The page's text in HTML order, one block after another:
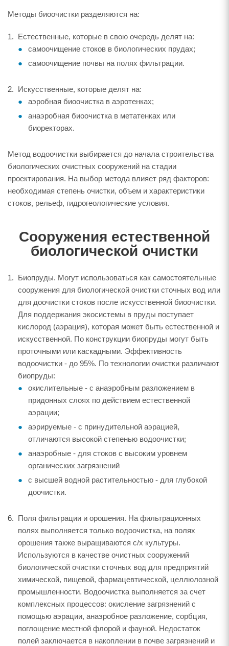
Методы биоочистки разделяются на:
Естественные, которые в свою очередь делят на:
самоочищение стоков в биологических прудах;
самоочищение почвы на полях фильтрации.
Искусственные, которые делят на:
аэробная биоочистка в аэротенках;
анаэробная биоочистка в метатенках или
биоректорах.
Метод водоочистки выбирается до начала строительства
биологических очистных сооружений на стадии
проектирования. На выбор метода влияет ряд факторов:
необходимая степень очистки, объем и характеристики
стоков, рельеф, гидрогеологические условия.
Сооружения естественной
биологической очистки
Биопруды. Могут использоваться как самостоятельные
сооружения для биологической очистки сточных вод или
для доочистки стоков после искусственной биоочистки.
Для поддержания экосистемы в пруды поступает
кислород (аэрация), которая может быть естественной и
искусственной. По конструкции биопруды могут быть
проточными или каскадными. Эффективность
водоочистки - до 95%. По технологии очистки различают
биопруды:
окислительные - с анаэробным разложением в
придонных слоях по действием естественной
аэрации;
аэрируемые - с принудительной аэрацией,
отличаются высокой степенью водоочистки;
анаэробные - для стоков с высоким уровнем
органических загрязнений
с высшей водной растительностью - для глубокой
доочистки.
Поля фильтрации и орошения. На фильтрационных
полях выполняется только водоочистка, на полях
орошения также выращиваются с/х культуры.
Используются в качестве очистных сооружений
биологической очистки сточных вод для предприятий
химической, пищевой, фармацевтической, целлюлозной
промышленности. Водоочистка выполняется за счет
комплексных процессов: окисление загрязнений с
помощью аэрации, анаэробное разложение, сорбция,
поглощение местной флорой и фауной. Недостаток
полей заключается в накоплении в почве загрязнений и